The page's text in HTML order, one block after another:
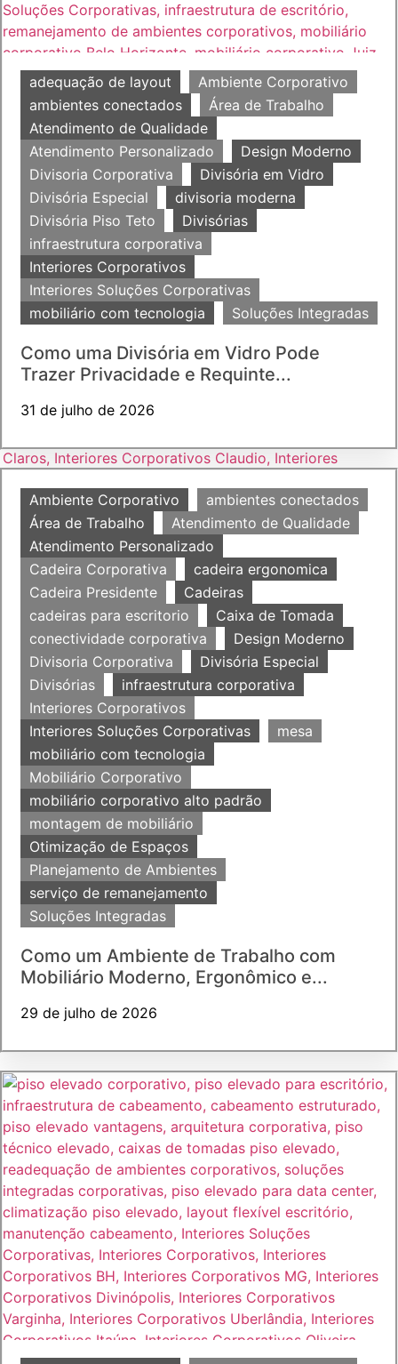
adequação de layout
Ambiente Corporativo
ambientes conectados
Área de Trabalho
Atendimento de Qualidade
Atendimento Personalizado
Design Moderno
Divisoria Corporativa
Divisória em Vidro
Divisória Especial
divisoria moderna
Divisória Piso Teto
Divisórias
infraestrutura corporativa
Interiores Corporativos
Interiores Soluções Corporativas
mobiliário com tecnologia
Soluções Integradas
Como uma Divisória em Vidro Pode
Trazer Privacidade e Requinte...
31 de julho de 2026
Ambiente Corporativo
ambientes conectados
Área de Trabalho
Atendimento de Qualidade
Atendimento Personalizado
Cadeira Corporativa
cadeira ergonomica
Cadeira Presidente
Cadeiras
cadeiras para escritorio
Caixa de Tomada
conectividade corporativa
Design Moderno
Divisoria Corporativa
Divisória Especial
Divisórias
infraestrutura corporativa
Interiores Corporativos
Interiores Soluções Corporativas
mesa
mobiliário com tecnologia
Mobiliário Corporativo
mobiliário corporativo alto padrão
montagem de mobiliário
Otimização de Espaços
Planejamento de Ambientes
serviço de remanejamento
Soluções Integradas
Como um Ambiente de Trabalho com
Mobiliário Moderno, Ergonômico e...
29 de julho de 2026